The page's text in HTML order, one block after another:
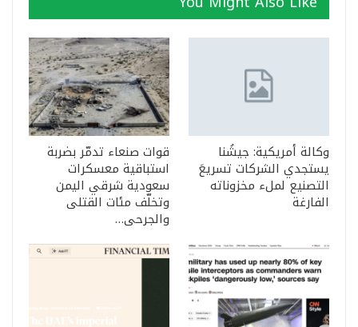
وكالة أمريكية: جيشُنا
يستجدي الشركات تسريعَ
التصنيع لملء مخزوناته
الفارغة
قوات صنعاء تدمّر بضربة
استباقية معسكرات
سعودية شرقي اليمن
وتخلّف مئات القتلى
والجرحى…